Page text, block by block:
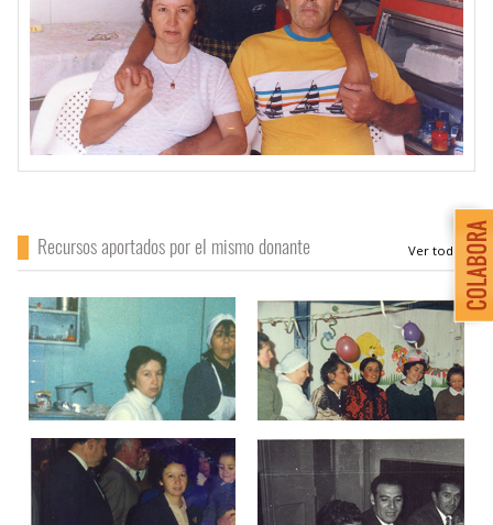
Recursos aportados por el mismo donante